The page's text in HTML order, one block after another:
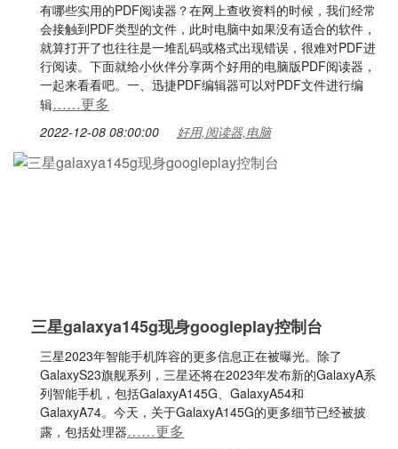
有哪些实用的PDF阅读器？在网上查收资料的时候，我们经常
会接触到PDF类型的文件，此时电脑中如果没有适合的软件，
就算打开了也往往是一堆乱码或格式出现错误，很难对PDF进
行阅读。下面就给小伙伴分享两个好用的电脑版PDF阅读器，
一起来看看吧。一、迅捷PDF编辑器可以对PDF文件进行编
辑……更多
2022-12-08 08:00:00 好用,阅读器,电脑
三星galaxya145g现身googleplay控制台
三星2023年智能手机阵容的更多信息正在被曝光。除了
GalaxyS23旗舰系列，三星还将在2023年发布新的GalaxyA系
列智能手机，包括GalaxyA145G、GalaxyA54和
GalaxyA74。今天，关于GalaxyA145G的更多细节已经被披
露，包括处理器……更多